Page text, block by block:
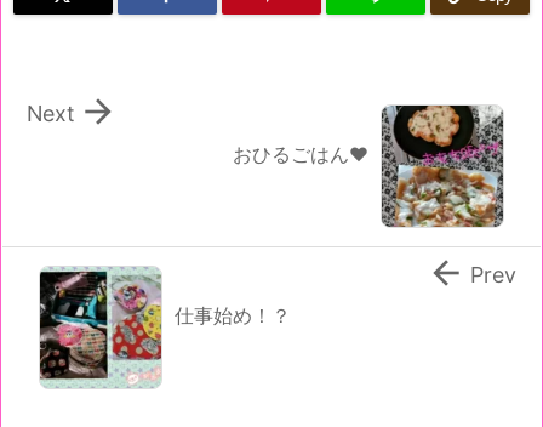
おひるごはん♥

Next
仕事始め！？
 Prev